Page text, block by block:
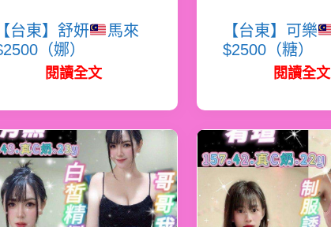
【台東】舒妍
馬來
（娜）
閱讀全文
【台東】可樂
$2500（糖）
閱讀全文